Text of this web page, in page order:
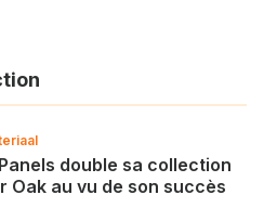
double sa collection
Oak au vu de son succès